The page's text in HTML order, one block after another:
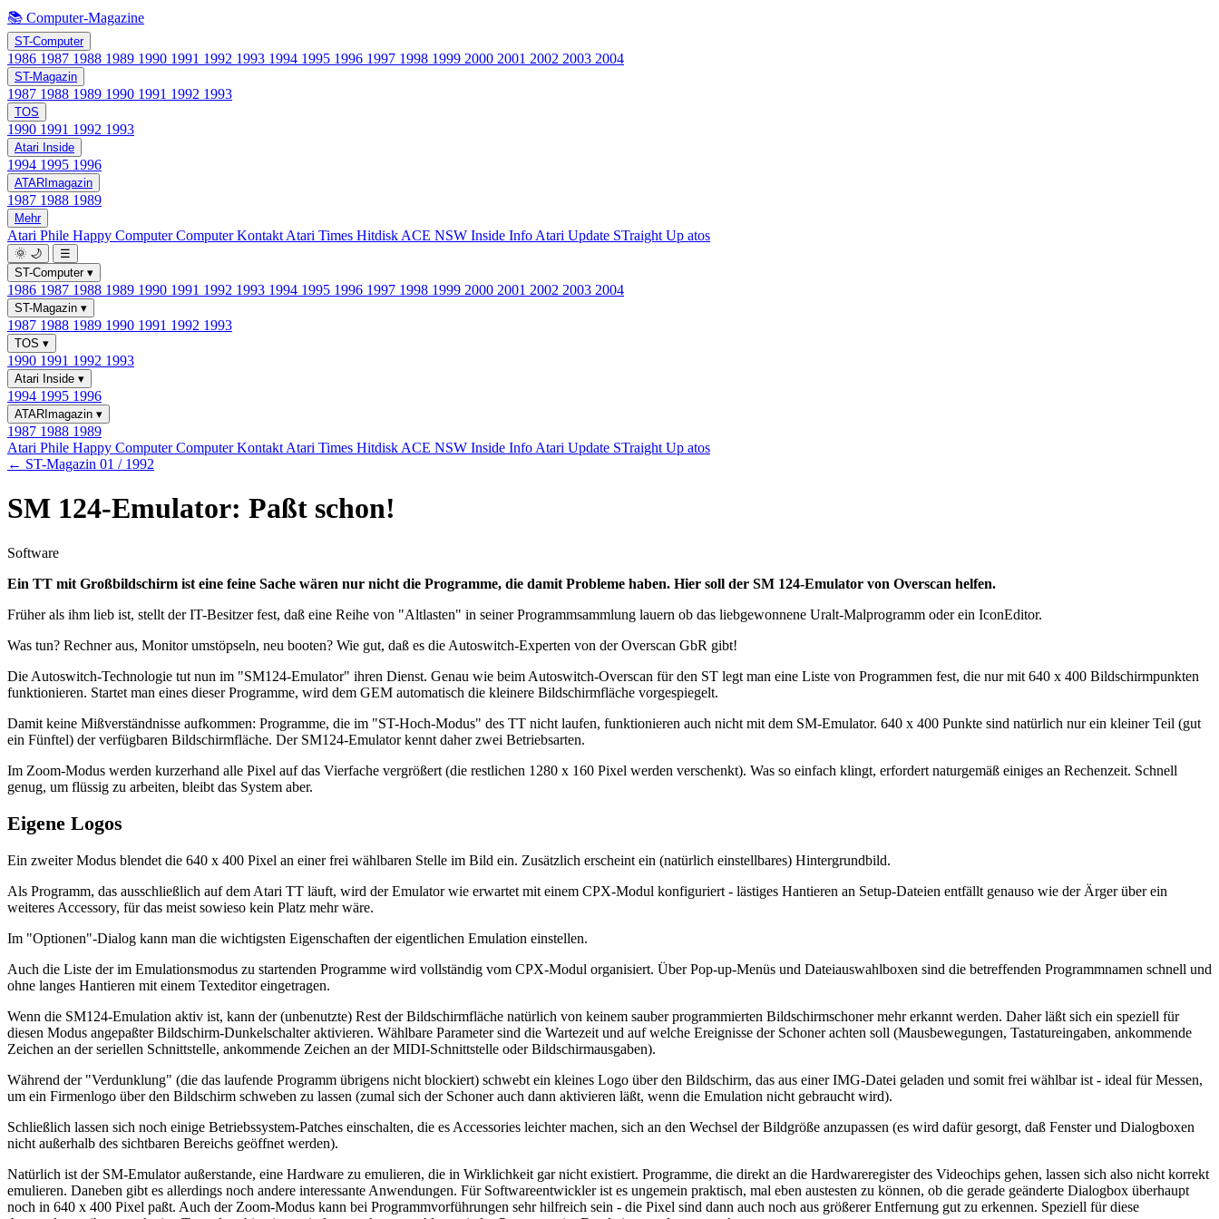
📚 Computer-Magazine
ST-Computer
1986 1987 1988 1989 1990 1991 1992 1993 1994 1995 1996 1997 1998 1999 2000 2001 2002 2003 2004
ST-Magazin
1987 1988 1989 1990 1991 1992 1993
TOS
1990 1991 1992 1993
Atari Inside
1994 1995 1996
ATARImagazin
1987 1988 1989
Mehr
Atari Phile Happy ComputerComputer Kontakt Atari Times Hitdisk ACE NSW Inside Info Atari Update STraight Up atos
🌞 🌙
☰
ST-Computer ▾
1986 1987 1988 1989 1990 1991 1992 1993 1994 1995 1996 1997 1998 1999 2000 2001 2002 2003 2004
ST-Magazin ▾
1987 1988 1989 1990 1991 1992 1993
TOS ▾
1990 1991 1992 1993
Atari Inside ▾
1994 1995 1996
ATARImagazin ▾
1987 1988 1989
Atari Phile Happy ComputerComputer Kontakt Atari Times Hitdisk ACE NSW Inside Info Atari Update STraight Up atos
← ST-Magazin 01 / 1992
SM 124-Emulator: Paßt schon!
Software
Ein TT mit Großbildschirm ist eine feine Sache wären nur nicht die Programme, die damit Probleme haben. Hier soll der SM 124-Emulator von Overscan helfen.
Früher als ihm lieb ist, stellt der IT-Besitzer fest, daß eine Reihe von "Altlasten" in seiner Programmsammlung lauern ob das liebgewonnene Uralt-Malprogramm oder ein IconEditor.
Was tun? Rechner aus, Monitor umstöpseln, neu booten? Wie gut, daß es die Autoswitch-Experten von der Overscan GbR gibt!
Die Autoswitch-Technologie tut nun im "SM124-Emulator" ihren Dienst. Genau wie beim Autoswitch-Overscan für den ST legt man eine Liste von Programmen fest, die nur mit 640 x 400 Bildschirmpunkten
funktionieren. Startet man eines dieser Programme, wird dem GEM automatisch die kleinere Bildschirmfläche vorgespiegelt.
Damit keine Mißverständnisse aufkommen: Programme, die im "ST-Hoch-Modus" des TT nicht laufen, funktionieren auch nicht mit dem SM-Emulator. 640 x 400 Punkte sind natürlich nur ein kleiner Teil (gut
ein Fünftel) der verfügbaren Bildschirmfläche. Der SM124-Emulator kennt daher zwei Betriebsarten.
Im Zoom-Modus werden kurzerhand alle Pixel auf das Vierfache vergrößert (die restlichen 1280 x 160 Pixel werden verschenkt). Was so einfach klingt, erfordert naturgemäß einiges an Rechenzeit. Schnell
genug, um flüssig zu arbeiten, bleibt das System aber.
Eigene Logos
Ein zweiter Modus blendet die 640 x 400 Pixel an einer frei wählbaren Stelle im Bild ein. Zusätzlich erscheint ein (natürlich einstellbares) Hintergrundbild.
Als Programm, das ausschließlich auf dem Atari TT läuft, wird der Emulator wie erwartet mit einem CPX-Modul konfiguriert - lästiges Hantieren an Setup-Dateien entfällt genauso wie der Ärger über ein
weiteres Accessory, für das meist sowieso kein Platz mehr wäre.
Im "Optionen"-Dialog kann man die wichtigsten Eigenschaften der eigentlichen Emulation einstellen.
Auch die Liste der im Emulationsmodus zu startenden Programme wird vollständig vom CPX-Modul organisiert. Über Pop-up-Menüs und Dateiauswahlboxen sind die betreffenden Programmnamen schnell und
ohne langes Hantieren mit einem Texteditor eingetragen.
Wenn die SM124-Emulation aktiv ist, kann der (unbenutzte) Rest der Bildschirmfläche natürlich von keinem sauber programmierten Bildschirmschoner mehr erkannt werden. Daher läßt sich ein speziell für
diesen Modus angepaßter Bildschirm-Dunkelschalter aktivieren. Wählbare Parameter sind die Wartezeit und auf welche Ereignisse der Schoner achten soll (Mausbewegungen, Tastatureingaben, ankommende
Zeichen an der seriellen Schnittstelle, ankommende Zeichen an der MIDI-Schnittstelle oder Bildschirmausgaben).
Während der "Verdunklung" (die das laufende Programm übrigens nicht blockiert) schwebt ein kleines Logo über den Bildschirm, das aus einer IMG-Datei geladen und somit frei wählbar ist - ideal für Messen,
um ein Firmenlogo über den Bildschirm schweben zu lassen (zumal sich der Schoner auch dann aktivieren läßt, wenn die Emulation nicht gebraucht wird).
Schließlich lassen sich noch einige Betriebssystem-Patches einschalten, die es Accessories leichter machen, sich an den Wechsel der Bildgröße anzupassen (es wird dafür gesorgt, daß Fenster und Dialogboxen
nicht außerhalb des sichtbaren Bereichs geöffnet werden).
Natürlich ist der SM-Emulator außerstande, eine Hardware zu emulieren, die in Wirklichkeit gar nicht existiert. Programme, die direkt an die Hardwareregister des Videochips gehen, lassen sich also nicht korrekt
emulieren. Daneben gibt es allerdings noch andere interessante Anwendungen. Für Softwareentwickler ist es ungemein praktisch, mal eben austesten zu können, ob die gerade geänderte Dialogbox überhaupt
noch in 640 x 400 Pixel paßt. Auch der Zoom-Modus kann bei Programmvorführungen sehr hilfreich sein - die Pixel sind dann auch noch aus größerer Entfernung gut zu erkennen. Speziell für diese